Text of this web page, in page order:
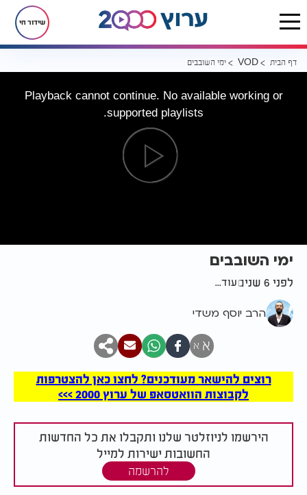
שידור חי
דף הבית VOD ימי השובבים
Playback cannot continue. No available working or
supported playlists.
ימי השובבים
לפני 6 שנים עוד...
הרב יוסף משדי
א א
רוצים להישאר מעודכנים? לחצו כאן להצטרפות
לקבוצות הוואטסאפ של ערוץ 2000 >>>
הירשמו לניוזלטר שלנו ותקבלו את כל החדשות
החשובות ישירות למייל
להרשמה